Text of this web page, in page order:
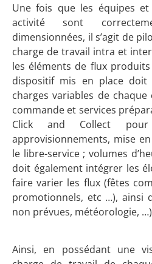
Une fois que les équipes
activité sont
dimensionnées, il s’agit de
charge de travail intra et
les éléments de flux
dispositif mis en place doit
charges variables de
commande et services
Click and Collect
approvisionnements, mise
le libre-service ; volumes
doit également intégrer les
faire varier les flux (fêtes
promotionnels, etc …), ainsi
non prévues, météorologie,
Ainsi, en possédant une